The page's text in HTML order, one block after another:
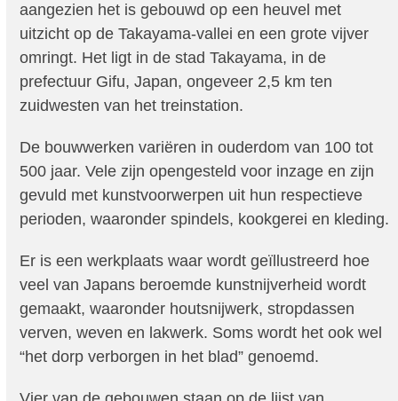
aangezien het is gebouwd op een heuvel met
uitzicht op de Takayama-vallei en een grote vijver
omringt. Het ligt in de stad Takayama, in de
prefectuur Gifu, Japan, ongeveer 2,5 km ten
zuidwesten van het treinstation.
De bouwwerken variëren in ouderdom van 100 tot
500 jaar. Vele zijn opengesteld voor inzage en zijn
gevuld met kunstvoorwerpen uit hun respectieve
perioden, waaronder spindels, kookgerei en kleding.
Er is een werkplaats waar wordt geïllustreerd hoe
veel van Japans beroemde kunstnijverheid wordt
gemaakt, waaronder houtsnijwerk, stropdassen
verven, weven en lakwerk. Soms wordt het ook wel
“het dorp verborgen in het blad” genoemd.